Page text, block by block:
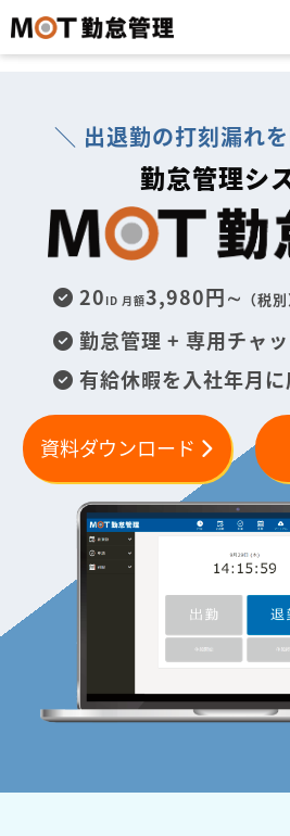
MOT勤怠管理
＼ 出退勤の打刻漏れ
勤怠管理シ
20 ID 月額3,980円∼ （税別
勤怠管理 + 専用チャ
有給休暇を入社年月
資料ダウンロード